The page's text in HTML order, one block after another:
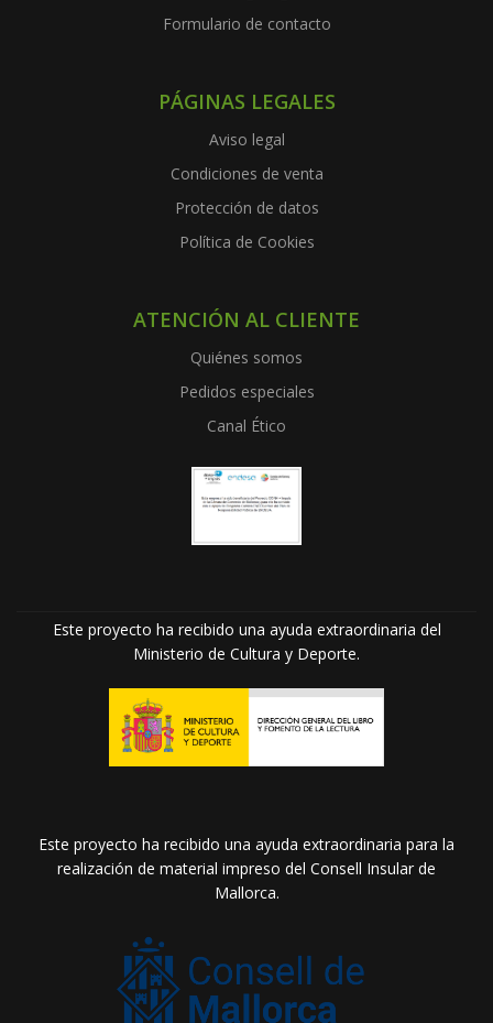
Formulario de contacto
PÁGINAS LEGALES
Aviso legal
Condiciones de venta
Protección de datos
Política de Cookies
ATENCIÓN AL CLIENTE
Quiénes somos
Pedidos especiales
Canal Ético
Este proyecto ha recibido una ayuda extraordinaria del
Ministerio de Cultura y Deporte.
Este proyecto ha recibido una ayuda extraordinaria para la
realización de material impreso del Consell Insular de
Mallorca.